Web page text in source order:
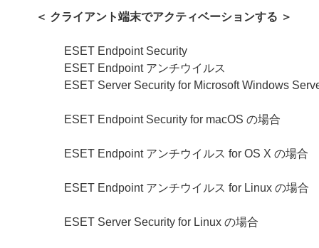
＜ クライアント端末でアクティベーションする ＞
ESET Endpoint Security
ESET Endpoint アンチウイルス
ESET Server Security for Microsoft Windows
ESET Endpoint Security for macOS の場合
ESET Endpoint アンチウイルス for OS X の場合
ESET Endpoint アンチウイルス for Linux の場合
ESET Server Security for Linux の場合